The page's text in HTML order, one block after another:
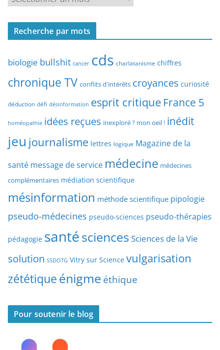
e
a
y
e
d
’
a
i
c
e
c
r
h
p
a
t
e
Recherche par mots
biologie bullshit cancer cds charlatanisme chiffres
chronique TV conflits d'intérêts croyances curiosité
déduction défi désinformation esprit critique France 5
homéopathie idées reçues inexploré ? mon oeil ! inédit
jeu journalisme lettres logique Magazine de la
santé message de service médecine médecines
complémentaires médiation scientifique
mésinformation méthode scientifique pipologie
pseudo-médecines pseudo-sciences pseudo-thérapies
pédagogie santésciences Sciences de la Vie
solution SSDOTG Vitry sur Science vulgarisation
zététiqueénigme éthique
Pour soutenir le blog